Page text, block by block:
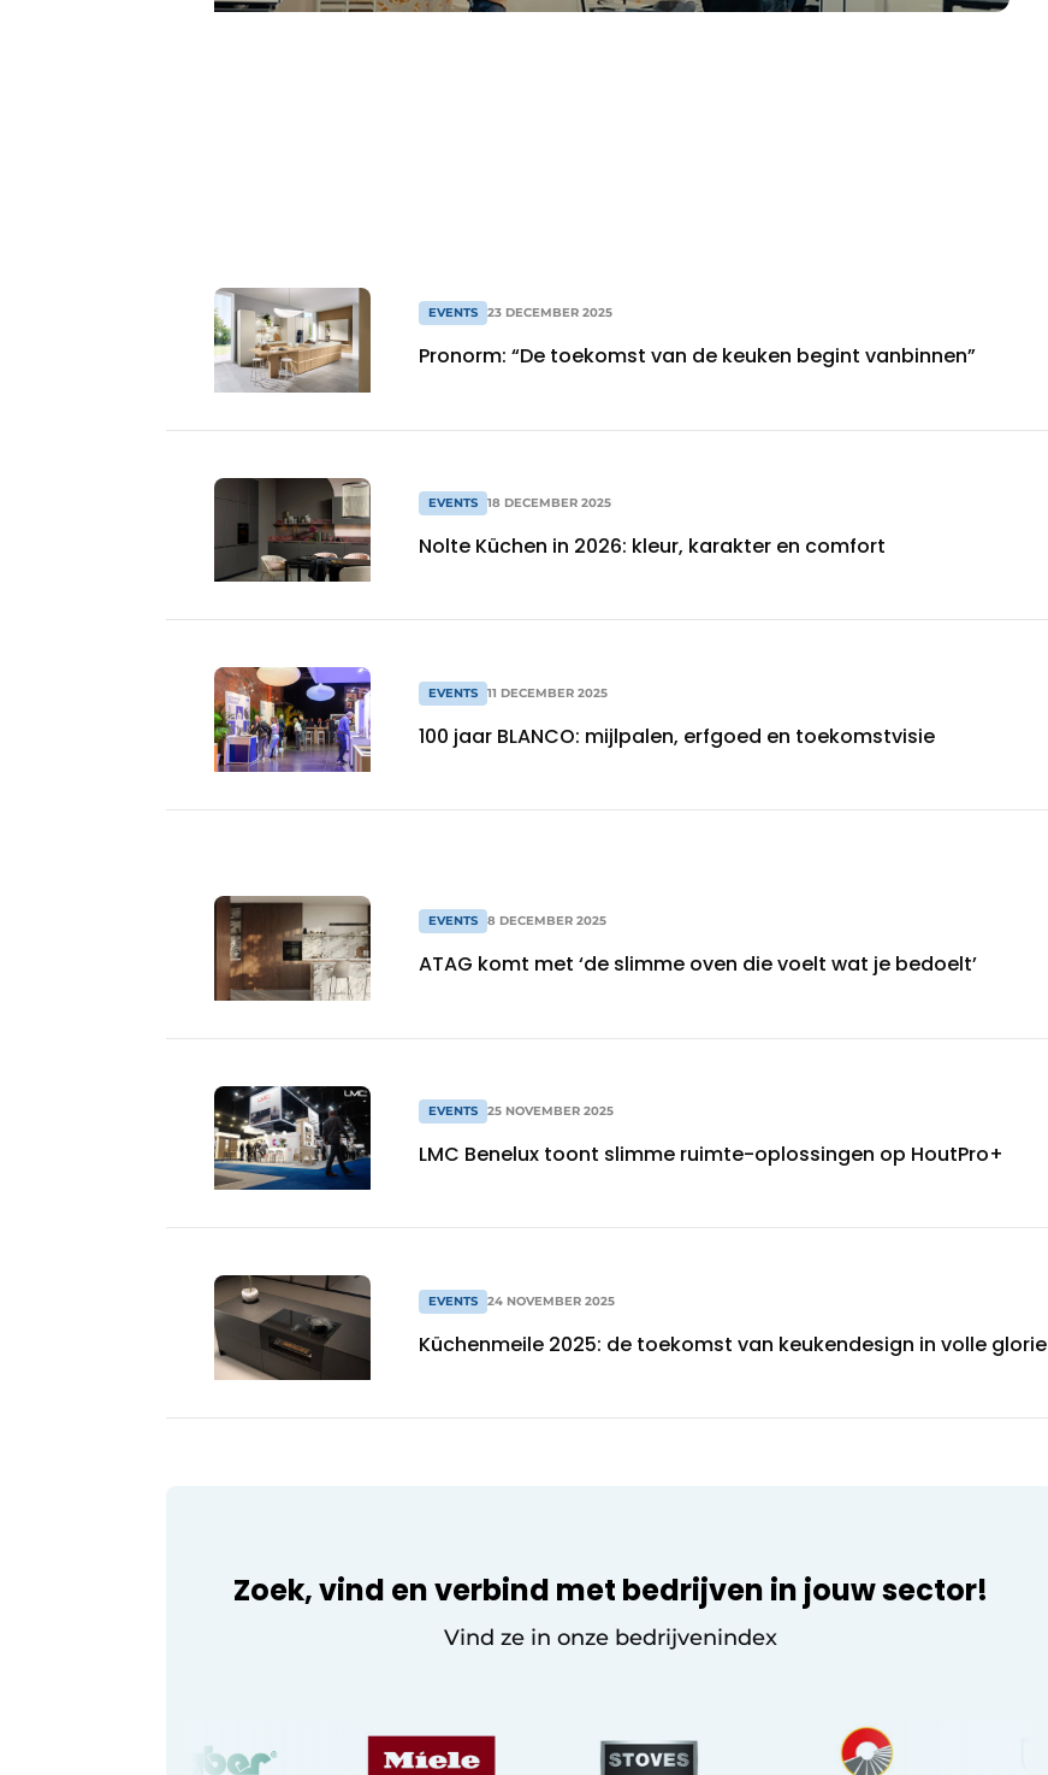
EVENTS 23 DECEMBER 2025
Pronorm: “De toekomst van de keuken begint vanbinnen”
EVENTS 18 DECEMBER 2025
Nolte Küchen in 2026: kleur, karakter en comfort
EVENTS 11 DECEMBER 2025
100 jaar BLANCO: mijlpalen, erfgoed en toekomstvisie
EVENTS 8 DECEMBER 2025
ATAG komt met ‘de slimme oven die voelt wat je bedoelt’
EVENTS 25 NOVEMBER 2025
LMC Benelux toont slimme ruimte-oplossingen op HoutPro+
EVENTS 24 NOVEMBER 2025
Küchenmeile 2025: de toekomst van keukendesign in volle glorie
Zoek, vind en verbind met bedrijven in jouw sector!
Vind ze in onze bedrijvenindex